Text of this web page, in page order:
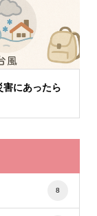
害にあったら
8